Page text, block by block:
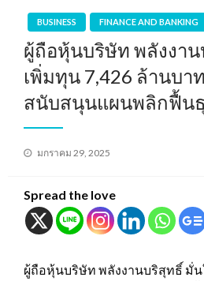
BUSINESS FINANCE AND BANKING
ผู้ถือหุ้นบริษัท พลังงา
เพิ่มทุน 7,426 ล้านบา
สนับสนุนแผนพลิกฟื้น
Posted
มกราคม 29, 2025
Spread the love
ผู้ถือหุ้นบริษัท พลังงานบริสุทธิ์ มั่น